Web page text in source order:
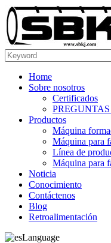
Home
Sobre nosotros
Certificados
Productos
Máquina
Máquina para
Línea de
Máquina para
Noticia
Conocimiento
Contáctenos
Blog
Retroalimentación
Language